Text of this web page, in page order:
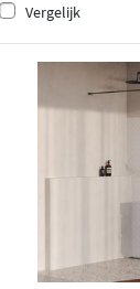
Vergelijk